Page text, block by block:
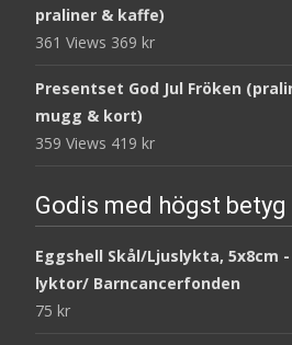
praliner & kaffe)
361 Views 369 kr
Presentset God Jul Fröken
mugg & kort)
359 Views 419 kr
Godis med högst betyg
Eggshell Skål/Ljuslykta, 5x8cm
lyktor/ Barncancerfonden
75 kr